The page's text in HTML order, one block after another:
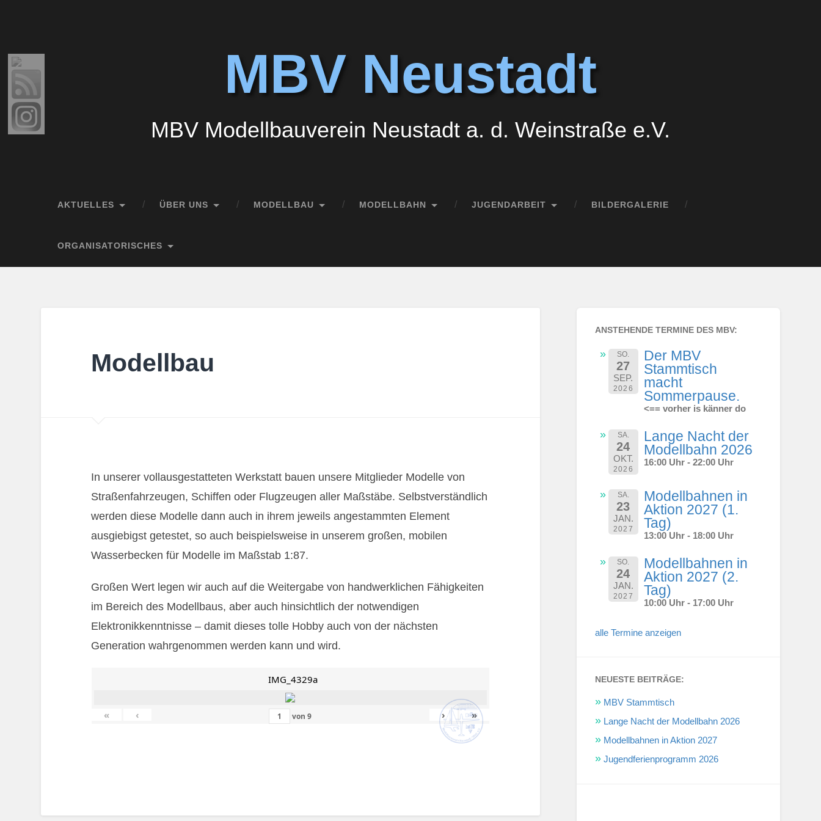
MBV Neustadt
MBV Modellbauverein Neustadt a. d. Weinstraße e.V.
AKTUELLES ÜBER UNS MODELLBAU MODELLBAHN JUGENDARBEIT BILDERGALERIE
ORGANISATORISCHES
Modellbau
In unserer vollausgestatteten Werkstatt bauen unsere Mitglieder Modelle von
Straßenfahrzeugen, Schiffen oder Flugzeugen aller Maßstäbe. Selbstverständlich
werden diese Modelle dann auch in ihrem jeweils angestammten Element
ausgiebigst getestet, so auch beispielsweise in unserem großen, mobilen
Wasserbecken für Modelle im Maßstab 1:87.
Großen Wert legen wir auch auf die Weitergabe von handwerklichen Fähigkeiten
im Bereich des Modellbaus, aber auch hinsichtlich der notwendigen
Elektronikkenntnisse – damit dieses tolle Hobby auch von der nächsten
Generation wahrgenommen werden kann und wird.
IMG_4329a
« ‹ von9 › »
ANSTEHENDE TERMINE DES MBV:
SO.
27
SEP.
2026
Der MBV
Stammtisch
macht
Sommerpause.
<== vorher is känner do
SA.
24
OKT.
2026
Lange Nacht der
Modellbahn 2026
16:00 Uhr - 22:00 Uhr
SA.
23
JAN.
2027
Modellbahnen in
Aktion 2027 (1.
Tag)
13:00 Uhr - 18:00 Uhr
SO.
24
JAN.
2027
Modellbahnen in
Aktion 2027 (2.
Tag)
10:00 Uhr - 17:00 Uhr
alle Termine anzeigen
NEUESTE BEITRÄGE:
MBV Stammtisch
Lange Nacht der Modellbahn 2026
Modellbahnen in Aktion 2027
Jugendferienprogramm 2026